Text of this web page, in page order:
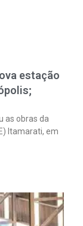
estação
as obras da
Itamarati, em